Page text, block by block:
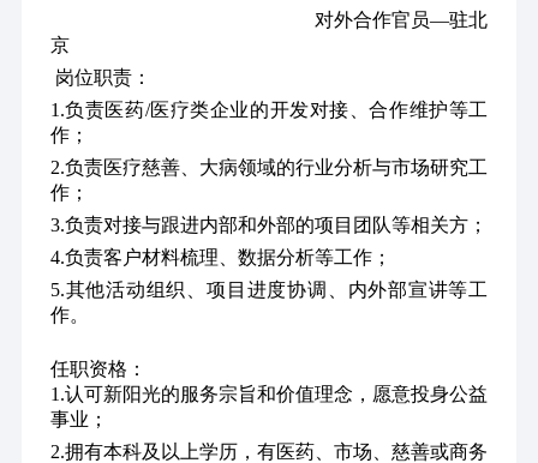
京
岗位职责：
1.负责医药/医疗类企业的开发对接、合作维护等工
作；
2.负责医疗慈善、大病领域的行业分析与市场研究工
作；
3.负责对接与跟进内部和外部的项目团队等相关方；
4.负责客户材料梳理、数据分析等工作；
5.其他活动组织、项目进度协调、内外部宣讲等工
作。
任职资格：
1.认可新阳光的服务宗旨和价值理念，愿意投身公益
事业；
2.拥有本科及以上学历，有医药、市场、慈善或商务